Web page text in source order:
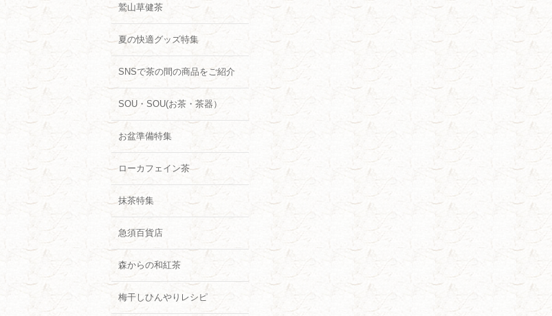
鷲山草健茶
夏の快適グッズ特集
SNSで茶の間の商品をご紹介
SOU・SOU(お茶・茶器）
お盆準備特集
ローカフェイン茶
抹茶特集
急須百貨店
森からの和紅茶
梅干しひんやりレシピ